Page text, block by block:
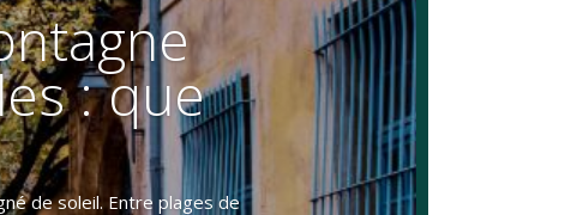
: que
de soleil. Entre plages de